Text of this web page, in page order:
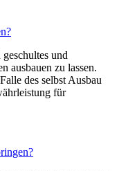
und
ausbauen zu lassen.
des selbst Ausbau
für